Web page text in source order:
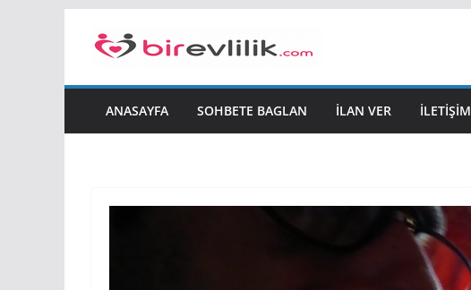
ANASAYFA SOHBETE BAGLAN İLAN VER İLETIŞIM